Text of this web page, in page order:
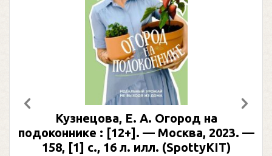
Кузнецова, Е. А. Огород на
подоконнике : [12+]. — Москва, 2023. —
158, [1] с., 16 л. илл. (SpottyKIT)
Предыдущий